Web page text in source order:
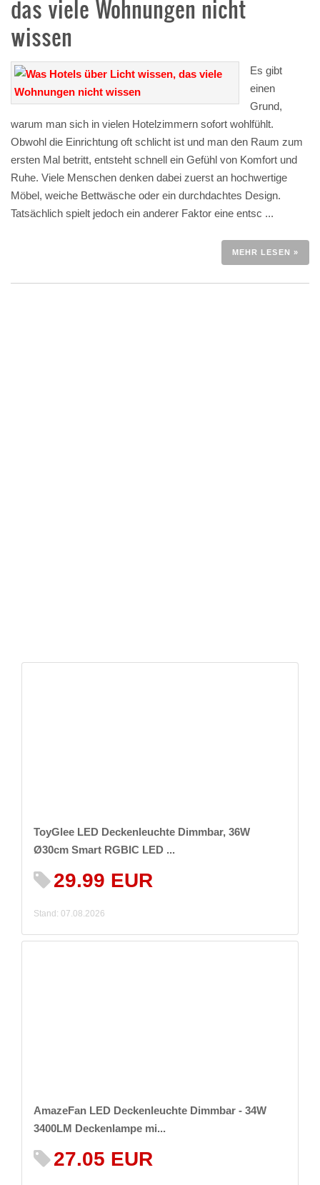
das viele Wohnungen nicht
wissen
Es gibt
einen
Grund,
warum man sich in vielen Hotelzimmern sofort wohlfühlt.
Obwohl die Einrichtung oft schlicht ist und man den Raum zum
ersten Mal betritt, entsteht schnell ein Gefühl von Komfort und
Ruhe. Viele Menschen denken dabei zuerst an hochwertige
Möbel, weiche Bettwäsche oder ein durchdachtes Design.
Tatsächlich spielt jedoch ein anderer Faktor eine entsc ...
MEHR LESEN »
ToyGlee LED Deckenleuchte Dimmbar, 36W
Ø30cm Smart RGBIC LED ...
29.99 EUR
Stand: 07.08.2026
AmazeFan LED Deckenleuchte Dimmbar - 34W
3400LM Deckenlampe mi...
27.05 EUR